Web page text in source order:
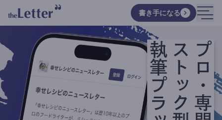
書き手になる
ストック型